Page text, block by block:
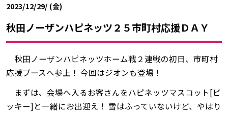
2023/12/29/ (金)
秋田ノーザンハピネッツ２５市町村応援ＤＡＹ
秋田ノーザンハピネッツホーム戦２連戦の初日、市町村
応援ブースへ参上！ 今回はジオンも登場！
まずは、会場へ入るお客さんをハピネッツマスコット[ビ
ッキー]と一緒にお出迎え！ 雪はふっていないけど、やはり